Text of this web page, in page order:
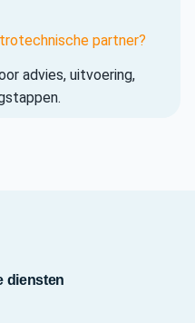
partner?
advies, uitvoering,
diensten